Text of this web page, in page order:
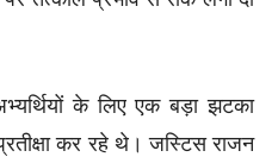
के लिए एक बड़ा झटका
कर रहे थे। जस्टिस राजन